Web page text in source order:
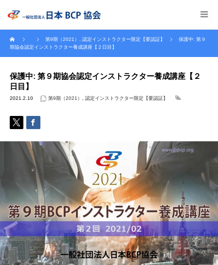
第9期（2021） 認定インストラクター限定【要認証】
保護中: 第９
期協会認定インストラクター養成講座【２日目】
保護中: 第９期協会認定インストラクター養成講座【２
日目】
2021.2.10 第9期（2021） 認定インストラクター限定【要認証】